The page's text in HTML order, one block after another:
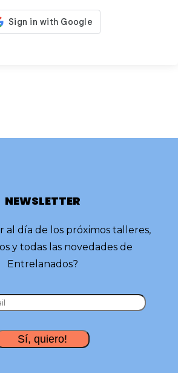
NEWSLETTER
al día de los próximos talleres,
y todas las novedades de
Entrelanados?